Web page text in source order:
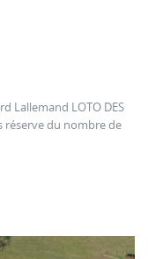
Lallemand LOTO DES
du nombre de